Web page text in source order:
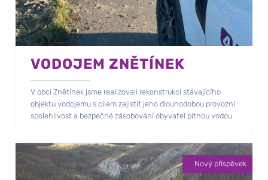
VODOJEM ZNĚTÍNEK
V obci Znětínek jsme realizovali rekonstrukci stávajícího
objektu vodojemu s cílem zajistit jeho dlouhodobou provozní
spolehlivost a bezpečné zásobování obyvatel pitnou vodou.
Nový příspěvek